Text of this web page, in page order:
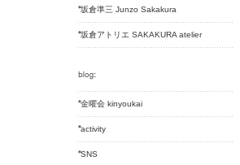
坂倉準三 Junzo Sakakura
坂倉アトリエ SAKAKURA atelier
金曜会 kinyoukai
activity
SNS